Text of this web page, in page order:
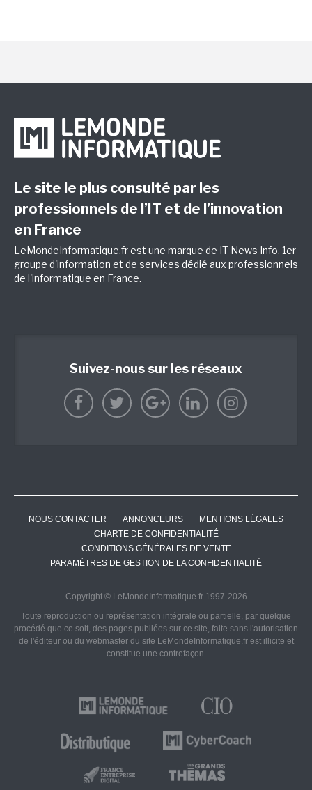
Le site le plus consulté par les
professionnels de l’IT et de l’innovation
en France
LeMondeInformatique.fr est une marque de IT News Info, 1er
groupe d'information et de services dédié aux professionnels
de l'informatique en France.
Suivez-nous sur les réseaux
NOUS CONTACTER ANNONCEURS
MENTIONS LÉGALES
CHARTE DE CONFIDENTIALITÉ
CONDITIONS GÉNÉRALES DE VENTE
PARAMÈTRES DE GESTION DE LA CONFIDENTIALITÉ
Copyright © LeMondeInformatique.fr 1997-2026
Toute reproduction ou représentation intégrale ou partielle, par quelque
procédé que ce soit, des pages publiées sur ce site, faite sans l'autorisation
de l'éditeur ou du webmaster du site LeMondeInformatique.fr est illicite et
constitue une contrefaçon.